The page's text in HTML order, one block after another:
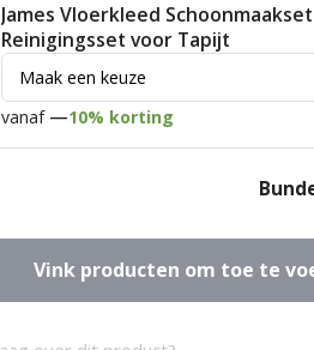
James Vloerkleed
Reinigingsset voor Tapijt
vanaf —10% korting
Vink producten om toe te